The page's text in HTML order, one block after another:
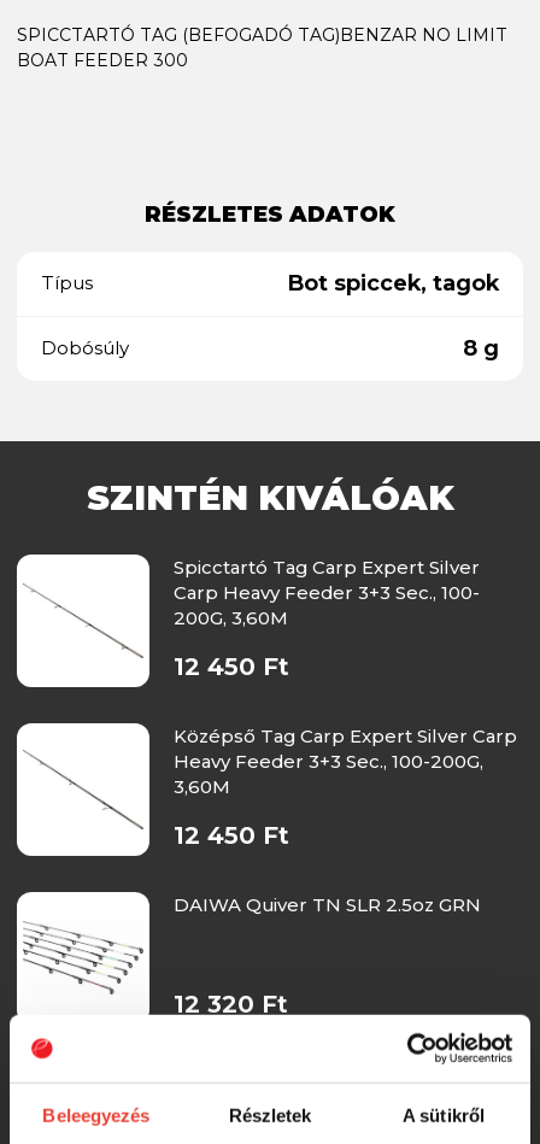
Beleegyezés Részletek A sütikről
SPICCTARTÓ TAG (BEFOGADÓ TAG)BENZAR NO LIMIT
BOAT FEEDER 300
RÉSZLETES ADATOK
Típus Bot spiccek, tagok
Dobósúly 8 g
SZINTÉN KIVÁLÓAK
Spicctartó Tag Carp Expert Silver
Carp Heavy Feeder 3+3 Sec., 100-
200G, 3,60M
12 450 Ft
Középső Tag Carp Expert Silver Carp
Heavy Feeder 3+3 Sec., 100-200G,
3,60M
12 450 Ft
DAIWA Quiver TN SLR 2.5oz GRN
12 320 Ft